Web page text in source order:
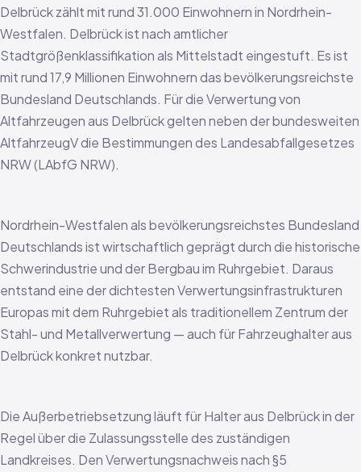
Delbrück zählt mit rund 31.000 Einwohnern in Nordrhein-
Westfalen. Delbrück ist nach amtlicher
Stadtgrößenklassifikation als Mittelstadt eingestuft. Es ist
mit rund 17,9 Millionen Einwohnern das bevölkerungsreichste
Bundesland Deutschlands. Für die Verwertung von
Altfahrzeugen aus Delbrück gelten neben der bundesweiten
AltfahrzeugV die Bestimmungen des Landesabfallgesetzes
NRW (LAbfG NRW).
Nordrhein-Westfalen als bevölkerungsreichstes Bundesland
Deutschlands ist wirtschaftlich geprägt durch die historische
Schwerindustrie und der Bergbau im Ruhrgebiet. Daraus
entstand eine der dichtesten Verwertungsinfrastrukturen
Europas mit dem Ruhrgebiet als traditionellem Zentrum der
Stahl- und Metallverwertung — auch für Fahrzeughalter aus
Delbrück konkret nutzbar.
Die Außerbetriebsetzung läuft für Halter aus Delbrück in der
Regel über die Zulassungsstelle des zuständigen
Landkreises. Den Verwertungsnachweis nach §5